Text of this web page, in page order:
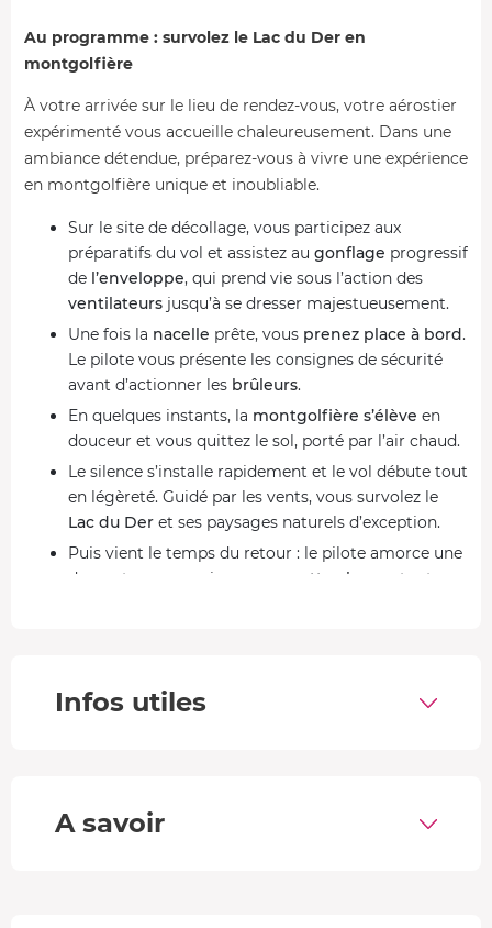
Au programme : survolez le Lac du Der en
montgolfière
À votre arrivée sur le lieu de rendez-vous, votre aérostier
expérimenté vous accueille chaleureusement. Dans une
ambiance détendue, préparez-vous à vivre une expérience
en montgolfière unique et inoubliable.
Sur le site de décollage, vous participez aux
préparatifs du vol et assistez au gonflage progressif
de l’enveloppe, qui prend vie sous l’action des
ventilateurs jusqu’à se dresser majestueusement.
Une fois la nacelle prête, vous prenez place à bord.
Le pilote vous présente les consignes de sécurité
avant d’actionner les brûleurs.
En quelques instants, la montgolfière s’élève en
douceur et vous quittez le sol, porté par l’air chaud.
Le silence s’installe rapidement et le vol débute tout
en légèreté. Guidé par les vents, vous survolez le
Lac du Der et ses paysages naturels d’exception.
Puis vient le temps du retour : le pilote amorce une
descente progressive pour un
atterrissage
tout en
Parce qu’ici, le paysage ne se regarde pas, il se vit. Depuis
la nacelle, leLac du Der
ne perçoit vraiment qu’en prenant de la hauteur.
Infos utiles
A savoir